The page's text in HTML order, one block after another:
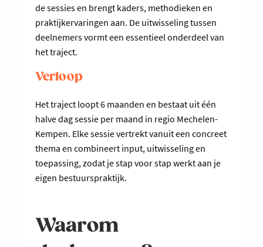
de sessies en brengt kaders, methodieken en
praktijkervaringen aan. De uitwisseling tussen
deelnemers vormt een essentieel onderdeel van
het traject.
Verloop
Het traject loopt 6 maanden en bestaat uit één
halve dag sessie per maand in regio Mechelen-
Kempen. Elke sessie vertrekt vanuit een concreet
thema en combineert input, uitwisseling en
toepassing, zodat je stap voor stap werkt aan je
eigen bestuurspraktijk.
Waarom